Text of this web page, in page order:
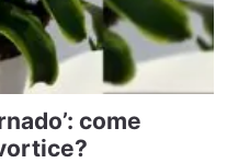
come